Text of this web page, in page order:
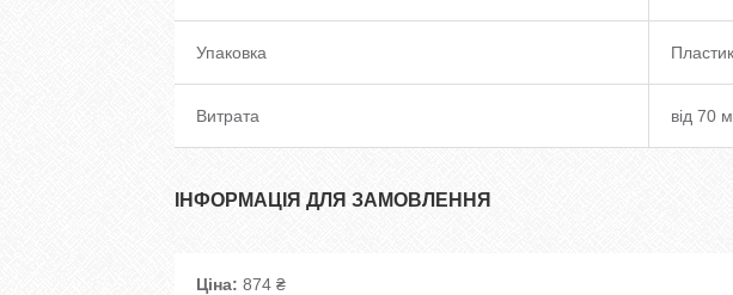
Упаковка
Витрата від 70
ІНФОРМАЦІЯ ДЛЯ ЗАМОВЛЕННЯ
Ціна: 874 ₴